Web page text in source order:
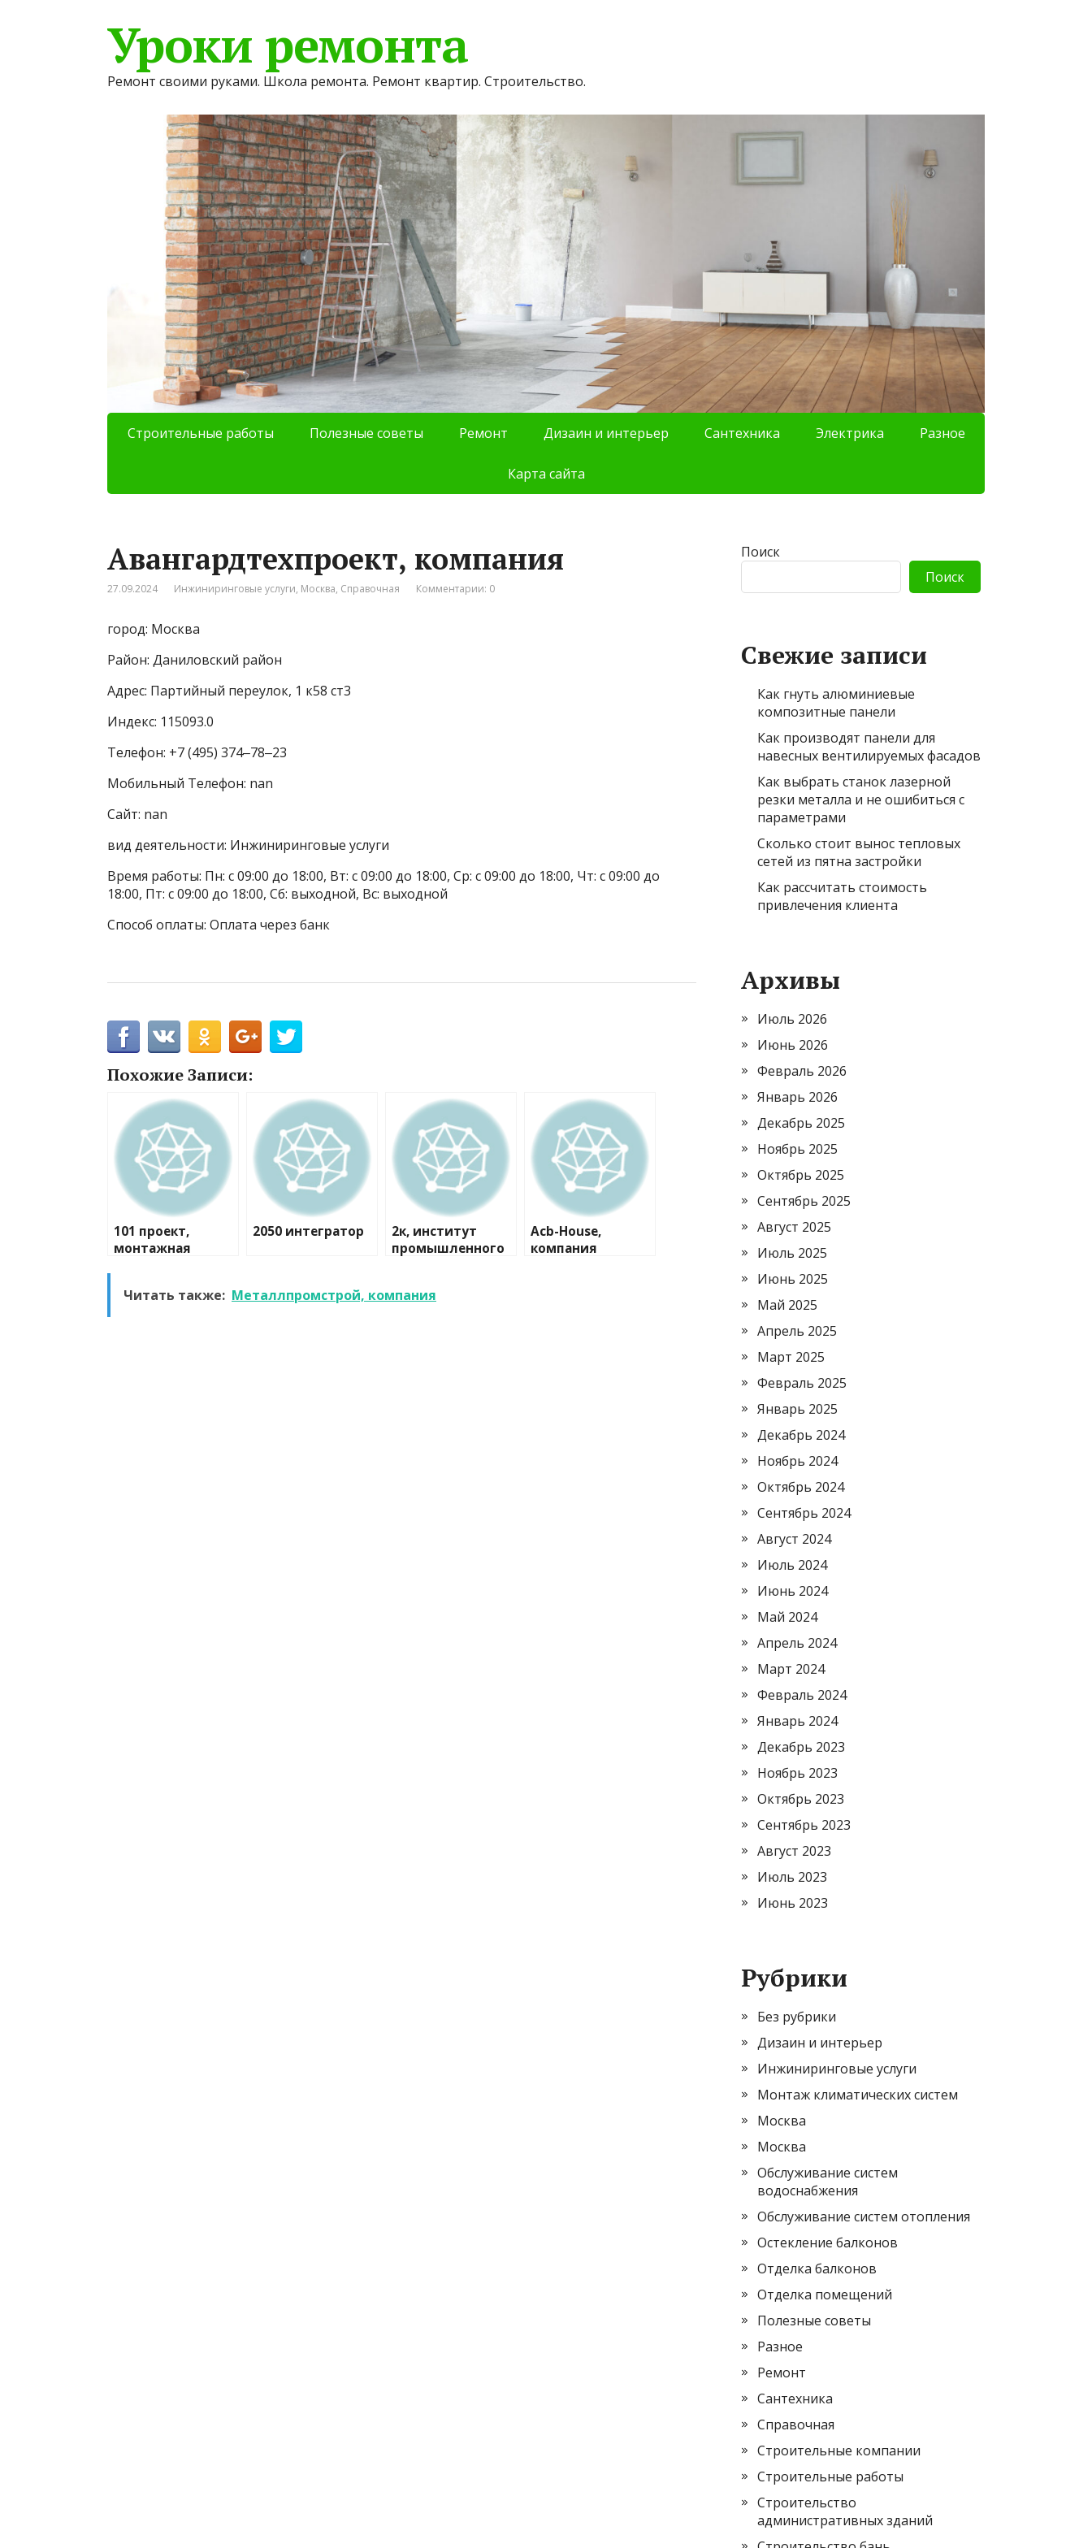
Уроки ремонта
Ремонт своими руками. Школа ремонта. Ремонт квартир. Строительство.
Строительные работы Полезные советы Ремонт Дизаин и интерьер Сантехника Электрика Разное
Карта сайта
Авангардтехпроект, компания
27.09.2024 Инжиниринговые услуги, Москва, Справочная Комментарии: 0
город: Москва
Район: Даниловский район
Адрес: Партийный переулок, 1 к58 ст3
Индекс: 115093.0
Телефон: +7 (495) 374‒78‒23
Мобильный Телефон: nan
Сайт: nan
вид деятельности: Инжиниринговые услуги
Время работы: Пн: с 09:00 до 18:00, Вт: с 09:00 до 18:00, Ср: с 09:00 до 18:00, Чт: с 09:00 до
18:00, Пт: с 09:00 до 18:00, Сб: выходной, Вс: выходной
Способ оплаты: Оплата через банк
Похожие Записи:
101 проект,
монтажная
2050 интегратор
2к, институт
промышленного
Acb-House,
компания
Читать также: Металлпромстрой, компания
Поиск
Поиск
Свежие записи
Как гнуть алюминиевые
композитные панели
Как производят панели для
навесных вентилируемых фасадов
Как выбрать станок лазерной
резки металла и не ошибиться с
параметрами
Сколько стоит вынос тепловых
сетей из пятна застройки
Как рассчитать стоимость
привлечения клиента
Архивы
Июль 2026
Июнь 2026
Февраль 2026
Январь 2026
Декабрь 2025
Ноябрь 2025
Октябрь 2025
Сентябрь 2025
Август 2025
Июль 2025
Июнь 2025
Май 2025
Апрель 2025
Март 2025
Февраль 2025
Январь 2025
Декабрь 2024
Ноябрь 2024
Октябрь 2024
Сентябрь 2024
Август 2024
Июль 2024
Июнь 2024
Май 2024
Апрель 2024
Март 2024
Февраль 2024
Январь 2024
Декабрь 2023
Ноябрь 2023
Октябрь 2023
Сентябрь 2023
Август 2023
Июль 2023
Июнь 2023
Рубрики
Без рубрики
Дизаин и интерьер
Инжиниринговые услуги
Монтаж климатических систем
Москва
Москва
Обслуживание систем
водоснабжения
Обслуживание систем отопления
Остекление балконов
Отделка балконов
Отделка помещений
Полезные советы
Разное
Ремонт
Сантехника
Справочная
Строительные компании
Строительные работы
Строительство
административных зданий